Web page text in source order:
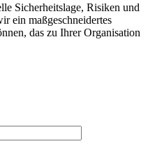
Sicherheitslage, Risiken und
ein maßgeschneidertes
das zu Ihrer Organisation